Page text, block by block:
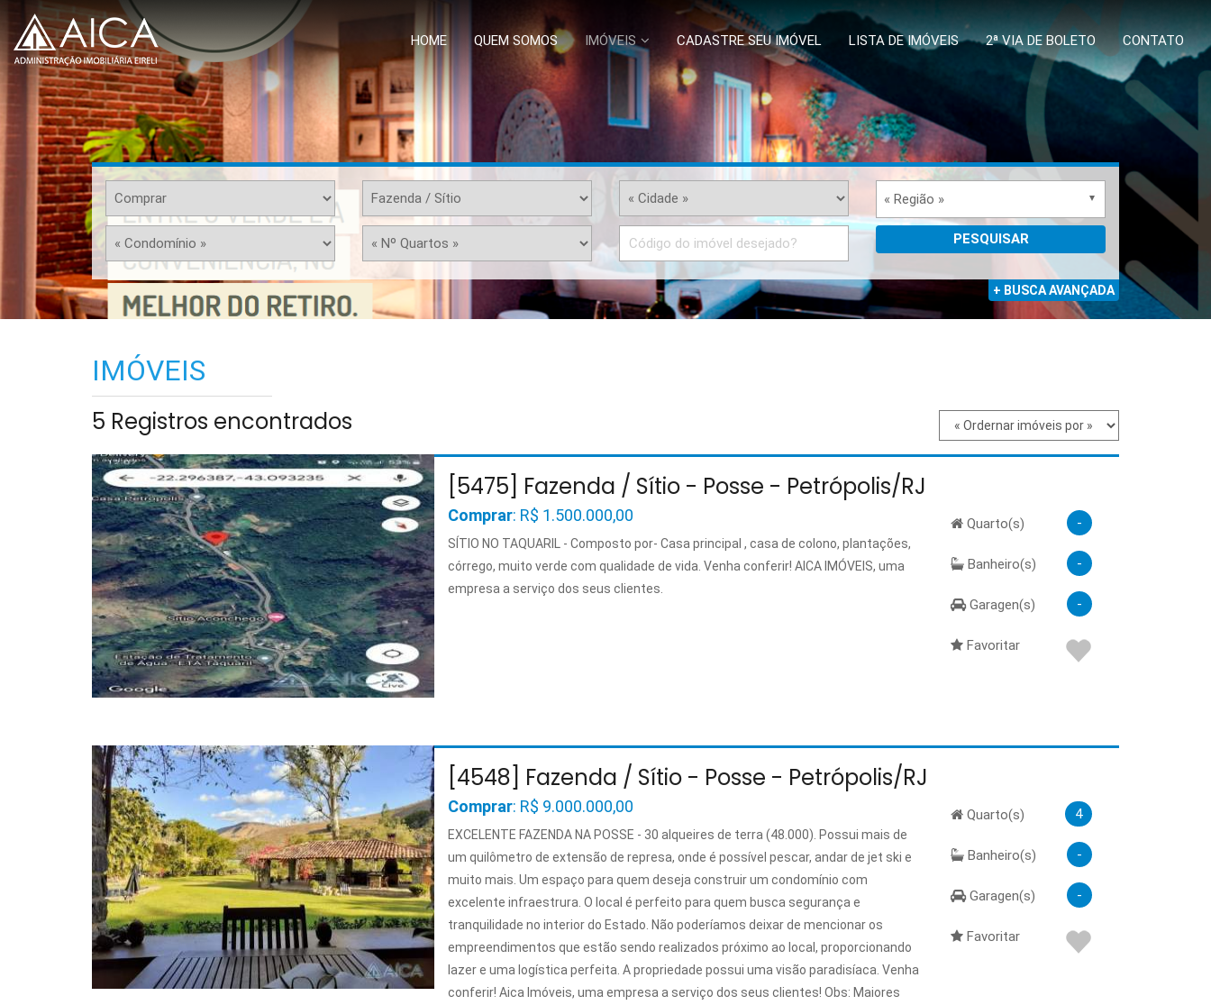
HOME QUEM SOMOS IMÓVEIS CADASTRE SEU IMÓVEL LISTA DE IMÓVEIS 2ª VIA DE BOLETO CONTATO
« Região »
PESQUISAR
+ BUSCA AVANÇADA
IMÓVEIS
5 Registros encontrados
[5475] Fazenda / Sítio - Posse - Petrópolis/RJ
Comprar: R$ 1.500.000,00
SÍTIO NO TAQUARIL - Composto por- Casa principal , casa de colono, plantações,
córrego, muito verde com qualidade de vida. Venha conferir! AICA IMÓVEIS, uma
empresa a serviço dos seus clientes.
Quarto(s) -
Banheiro(s) -
Garagen(s) -
Favoritar
[4548] Fazenda / Sítio - Posse - Petrópolis/RJ
Comprar: R$ 9.000.000,00
EXCELENTE FAZENDA NA POSSE - 30 alqueires de terra (48.000). Possui mais de
um quilômetro de extensão de represa, onde é possível pescar, andar de jet ski e
muito mais. Um espaço para quem deseja construir um condomínio com
excelente infraestrura. O local é perfeito para quem busca segurança e
tranquilidade no interior do Estado. Não poderíamos deixar de mencionar os
empreendimentos que estão sendo realizados próximo ao local, proporcionando
lazer e uma logística perfeita. A propriedade possui uma visão paradisíaca. Venha
conferir! Aica Imóveis, uma empresa a serviço dos seus clientes! Obs: Maiores
Quarto(s) 4
Banheiro(s) -
Garagen(s) -
Favoritar